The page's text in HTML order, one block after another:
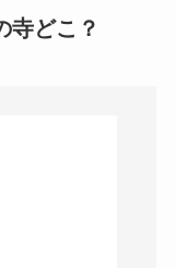
寺どこ？